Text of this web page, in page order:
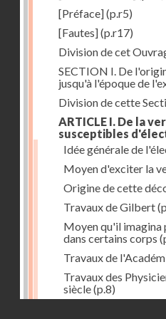
[Préface](p.r5)
[Fautes](p.r17)
Division de cet
SECTION I. De
jusqu'à l'époque de
Division de cette
ARTICLE I. De la
susceptibles
Idée générale de
Moyen d'exciter la
Origine de cette
Travaux de Gilbert
Moyen qu'il imagina
dans certains corps
Travaux de
Travaux des
siècle(p.8)